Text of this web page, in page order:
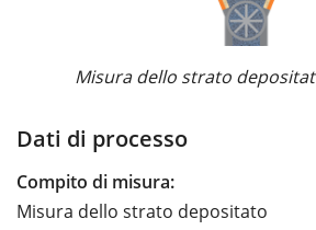
Misura dello strato
Dati di processo
Compito di misura:
Misura dello strato depositato